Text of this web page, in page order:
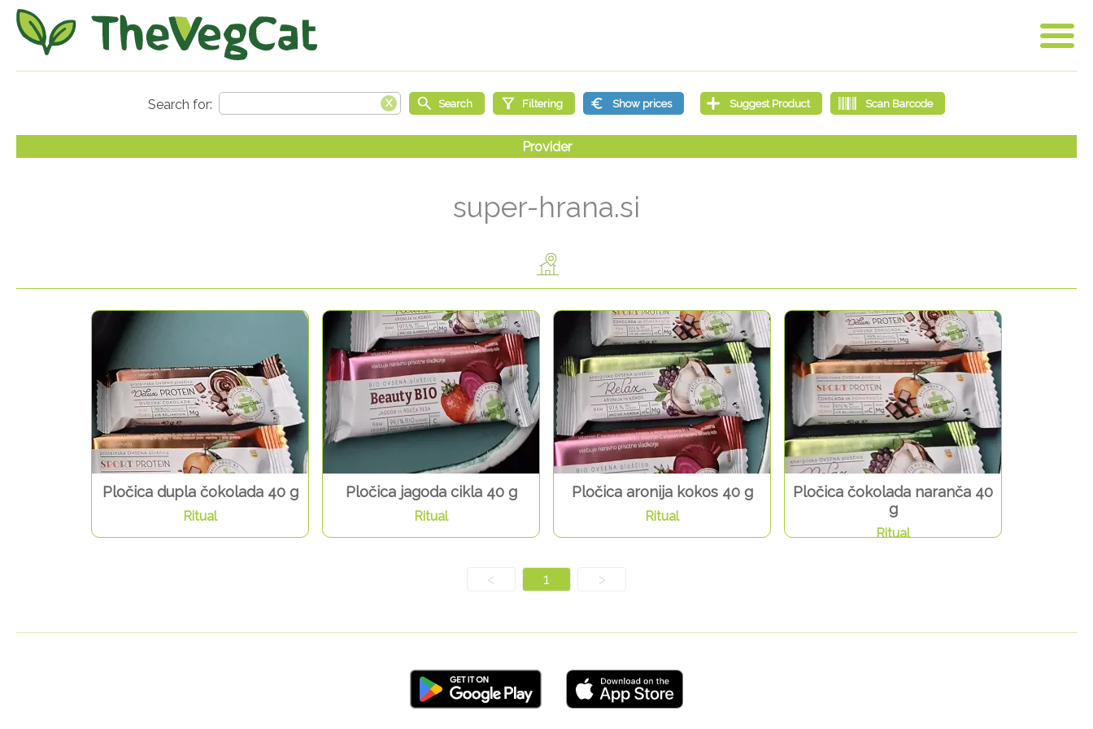
super-hrana.si
Pločica dupla čokolada 40 g
Ritual
Pločica jagoda cikla 40 g
Ritual
Pločica aronija kokos 40 g
Ritual
Pločica čokolada naranča 40
g
Ritual
< 1 >